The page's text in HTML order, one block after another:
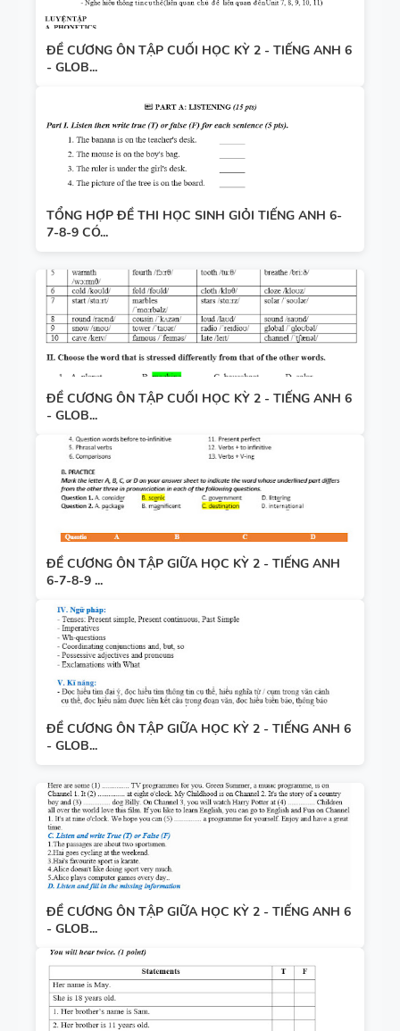
ĐỀ CƯƠNG ÔN TẬP CUỐI HỌC KỲ 2 - TIẾNG ANH 6
- GLOB...
TỔNG HỢP ĐỀ THI HỌC SINH GIỎI TIẾNG ANH 6-
7-8-9 CÓ...
ĐỀ CƯƠNG ÔN TẬP CUỐI HỌC KỲ 2 - TIẾNG ANH 6
- GLOB...
ĐỀ CƯƠNG ÔN TẬP GIỮA HỌC KỲ 2 - TIẾNG ANH
6-7-8-9 ...
ĐỀ CƯƠNG ÔN TẬP GIỮA HỌC KỲ 2 - TIẾNG ANH 6
- GLOB...
ĐỀ CƯƠNG ÔN TẬP GIỮA HỌC KỲ 2 - TIẾNG ANH 6
- GLOB...